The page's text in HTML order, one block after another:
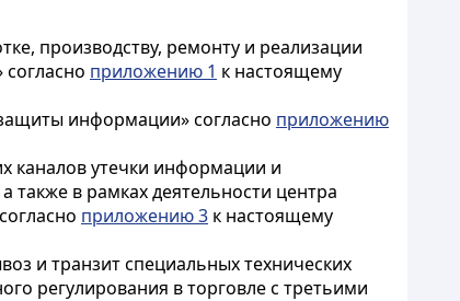
производству, ремонту и реализации
приложению 1 к настоящему
информации» согласно приложению
каналов утечки информации и
также в рамках деятельности центра
приложению 3 к настоящему
и транзит специальных технических
регулирования в торговле с третьими